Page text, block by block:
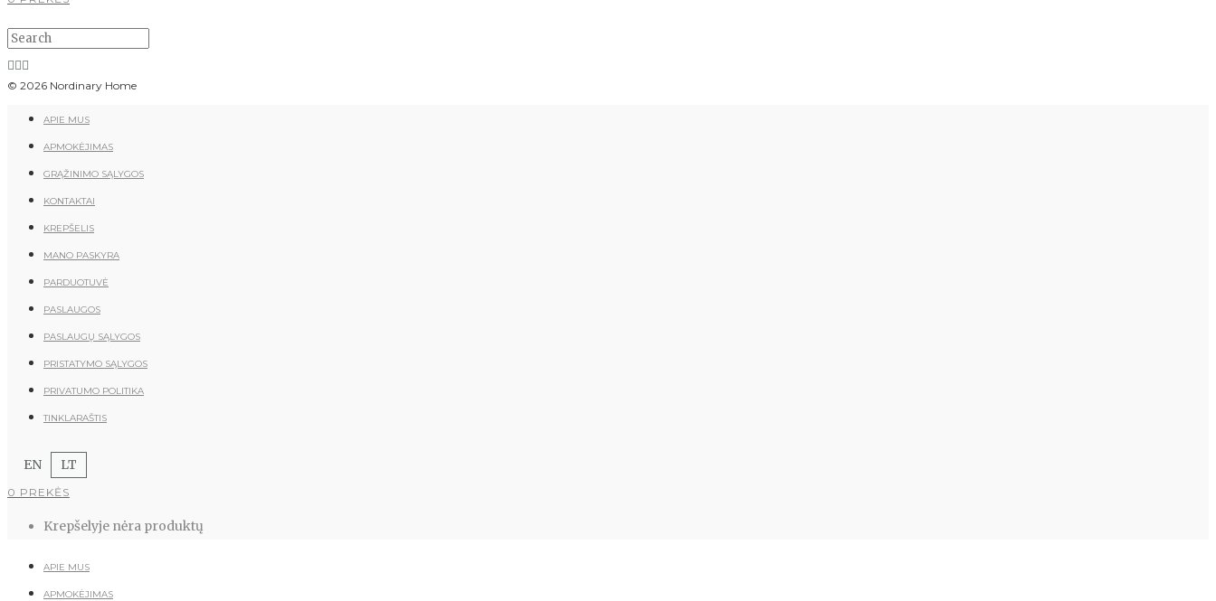
© 2026 Nordinary Home
APIE MUS
APMOKĖJIMAS
GRĄŽINIMO SĄLYGOS
KONTAKTAI
KREPŠELIS
MANO PASKYRA
PARDUOTUVĖ
PASLAUGOS
PASLAUGŲ SĄLYGOS
PRISTATYMO SĄLYGOS
PRIVATUMO POLITIKA
TINKLARAŠTIS
EN LT
0 PREKĖS
Krepšelyje nėra produktų
APIE MUS
APMOKĖJIMAS